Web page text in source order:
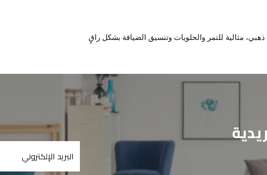
مثالية للتمر والحلويات وتنسيق الضيافة بشكل راقٍ